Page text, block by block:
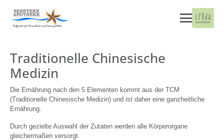
Traditionelle Chinesische
Medizin
Die Ernährung nach den 5 Elementen kommt aus der TCM
(Traditionelle Chinesische Medizin) und ist daher eine ganzheitliche
Ernährung.
Durch gezielte Auswahl der Zutaten werden alle Körperorgane
gleichermaßen versorgt.